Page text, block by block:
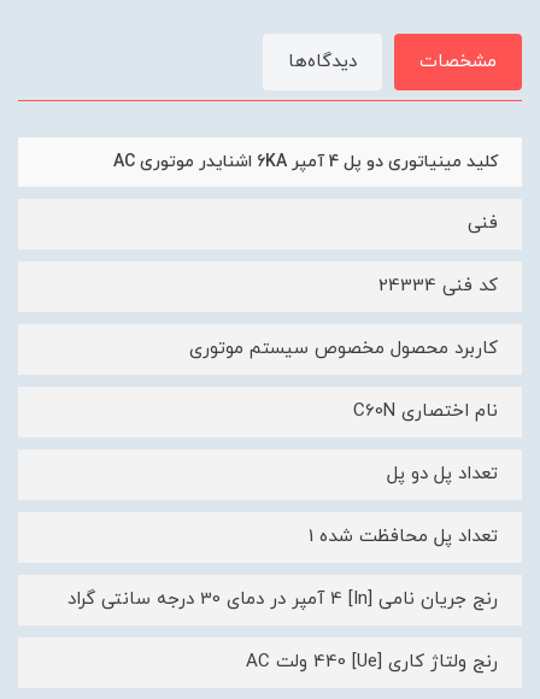
مشخصات دیدگاه‌ها
کلید مينياتوری دو پل 4 آمپر 6KA اشنایدر موتوری AC
فنی
کد فنی 24334
کاربرد محصول مخصوص سیستم موتوری
نام اختصاری C60N
تعداد پل دو پل
تعداد پل محافظت شده 1
رنج جریان نامی [In] 4 آمپر در دمای 30 درجه سانتی گراد
رنج ولتاژ کاری [Ue] 440 ولت AC